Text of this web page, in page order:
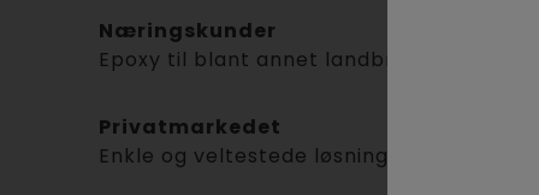
Næringskunder
Epoxy til blant annet landbruk,
Privatmarkedet
Enkle og veltestede løsninger for